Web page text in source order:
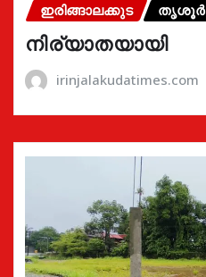
ഇരിങ്ങാലക്കുട തൃശൂർ
നിര്യാതയായി
irinjalakudatimes.com